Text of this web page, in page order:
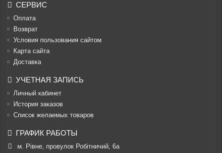
СЕРВИС
Оплата
Возврат
Условия пользования сайтом
Карта сайта
Доставка
УЧЕТНАЯ ЗАПИСЬ
Личный кабинет
История заказов
Список желаемых товаров
ГРАФИК РАБОТЫ
м. Рівне, провулок Робітничий, 6а